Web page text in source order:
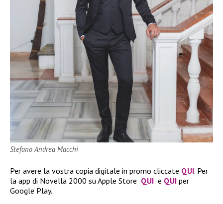
Stefano Andrea Macchi
Per avere la vostra copia digitale in promo cliccate QUI. Per
la app di Novella 2000 su Apple Store QUI e QUI per
Google Play.